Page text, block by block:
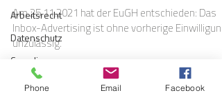
Arbeitsrecht
Datenschutz
Compliance
Gas
Am 25.11.2021 hat der EuGH entschieden: Das
Inbox-Advertising ist ohne vorherige Einwilligung
unzulässig.
Phone Email Facebook